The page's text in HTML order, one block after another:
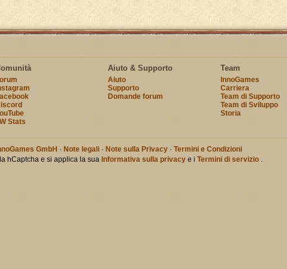
Stats
Aiuto & Supporto
Aiuto
Supporto
Domande forum
Team
InnoGames
Carriera
Team di Supporto
Team di Sviluppo
Storia
GmbH · Note legali· Note sulla Privacy· Termini e Condizioni
hCaptcha e si applica la sua Informativa sulla privacye i Termini di servizio.